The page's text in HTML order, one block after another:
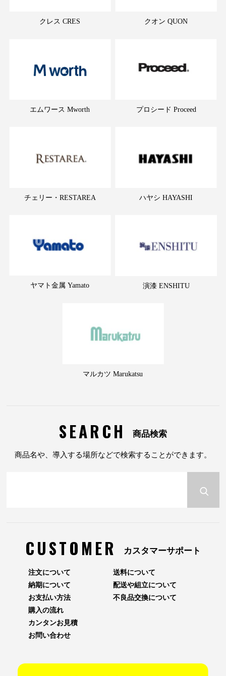
クレス CRES クオン QUON
エムワース Mworth プロシード Proceed
チェリー・RESTAREA ハヤシ HAYASHI
ヤマト金属 Yamato 演漆 ENSHITU
マルカツ Marukatsu
SEARCH 商品検索
商品名や、導入する場所などで検索することができます。
CUSTOMER カスタマーサポート
注文について
納期について
お支払い方法
送料について
配送や組立について
不良品交換について
購入の流れ
カンタンお見積
お問い合わせ